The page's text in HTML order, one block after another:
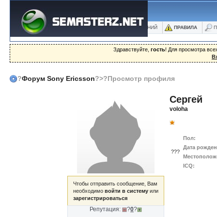
ФОРУМ БЛОГИ ФОТО БАЗА ЗНАНИЙ ПРАВИЛА
Здравствуйте, гость! Для просмотра
?Форум Sony Ericsson?>?Просмотр профиля
Чтобы отправить сообщение, Вам
необходимо войти в систему или
зарегистрироваться
Репутация: ?0?
Сергей
voloha
???
Пол:
Дата
ICQ: